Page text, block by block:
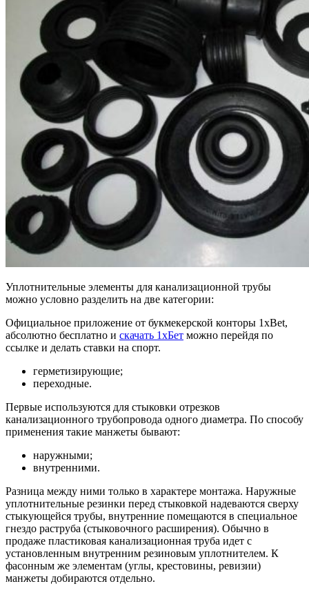
Уплотнительные элементы для канализационной трубы
можно условно разделить на две категории:
Официальное приложение от букмекерской конторы 1xBet,
абсолютно бесплатно и скачать 1хБет можно перейдя по
ссылке и делать ставки на спорт.
герметизирующие;
переходные.
Первые используются для стыковки отрезков
канализационного трубопровода одного диаметра. По способу
применения такие манжеты бывают:
наружными;
внутренними.
Разница между ними только в характере монтажа. Наружные
уплотнительные резинки перед стыковкой надеваются сверху
стыкующейся трубы, внутренние помещаются в специальное
гнездо раструба (стыковочного расширения). Обычно в
продаже пластиковая канализационная труба идет с
установленным внутренним резиновым уплотнителем. К
фасонным же элементам (углы, крестовины, ревизии)
манжеты добираются отдельно.